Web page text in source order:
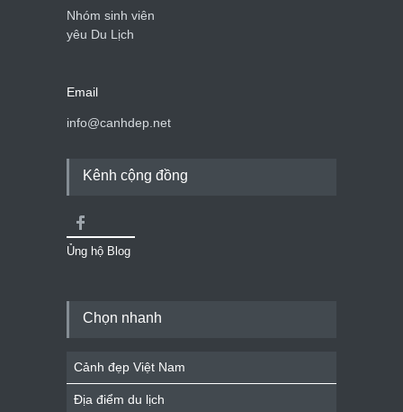
Nhóm sinh viên
yêu Du Lịch
Email
info@canhdep.net
Kênh cộng đồng
Ủng hộ Blog
Chọn nhanh
Cảnh đẹp Việt Nam
Địa điểm du lịch